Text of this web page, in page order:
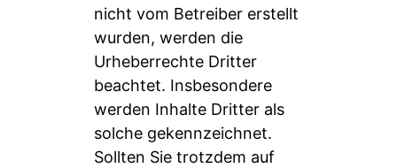
nicht vom Betreiber erstellt
wurden, werden die
Urheberrechte Dritter
beachtet. Insbesondere
werden Inhalte Dritter als
solche gekennzeichnet.
Sollten Sie trotzdem auf